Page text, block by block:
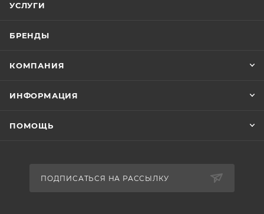
УСЛУГИ
БРЕНДЫ
КОМПАНИЯ
ИНФОРМАЦИЯ
ПОМОЩЬ
ПОДПИСАТЬСЯ НА РАССЫЛКУ